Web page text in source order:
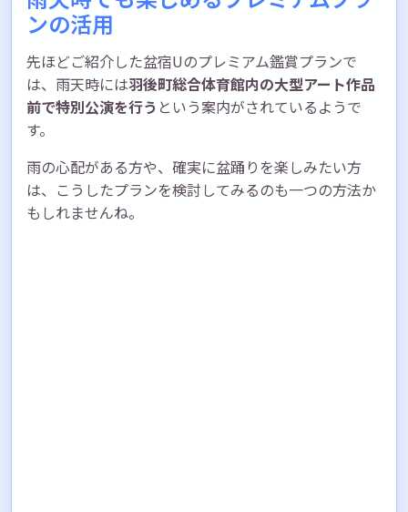
ンの活用
先ほどご紹介した盆宿Uのプレミアム鑑賞プランで
は、雨天時には羽後町総合体育館内の大型アート作品
前で特別公演を行う という案内がされているようで
す。
雨の心配がある方や、確実に盆踊りを楽しみたい方
は、こうしたプランを検討してみるのも一つの方法か
もしれませんね。